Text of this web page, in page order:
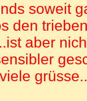
soweit
den
aber
grüsse..